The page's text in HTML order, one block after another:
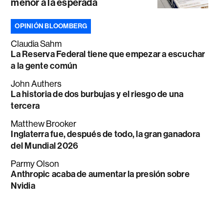
OPINIÓN BLOOMBERG
Claudia Sahm
La Reserva Federal tiene que empezar a escuchar
a la gente común
John Authers
La historia de dos burbujas y el riesgo de una
tercera
Matthew Brooker
Inglaterra fue, después de todo, la gran ganadora
del Mundial 2026
Parmy Olson
Anthropic acaba de aumentar la presión sobre
Nvidia